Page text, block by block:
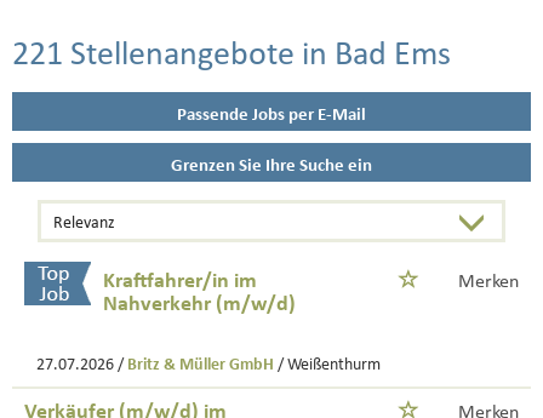
221 Stellenangebote in Bad Ems
Passende Jobs per E-Mail
Grenzen Sie Ihre Suche ein
Kraftfahrer/in im
Nahverkehr (m/w/d)
Merken
27.07.2026 / Britz & Müller GmbH / Weißenthurm
Verkäufer (m/w/d) im
Merken